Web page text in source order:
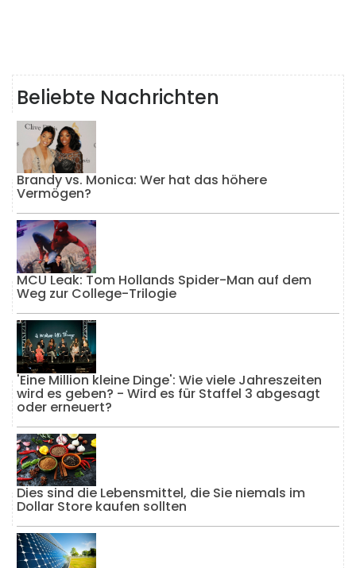
Beliebte Nachrichten
Brandy vs. Monica: Wer hat das höhere
Vermögen?
MCU Leak: Tom Hollands Spider-Man auf dem
Weg zur College-Trilogie
'Eine Million kleine Dinge': Wie viele Jahreszeiten
wird es geben? - Wird es für Staffel 3 abgesagt
oder erneuert?
Dies sind die Lebensmittel, die Sie niemals im
Dollar Store kaufen sollten